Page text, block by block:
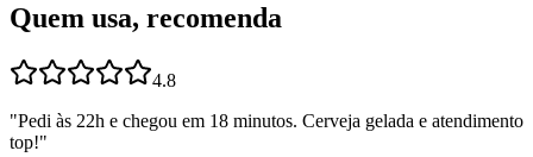
Quem usa, recomenda
4.8
"Pedi às 22h e chegou em 18 minutos. Cerveja gelada e atendimento
top!"